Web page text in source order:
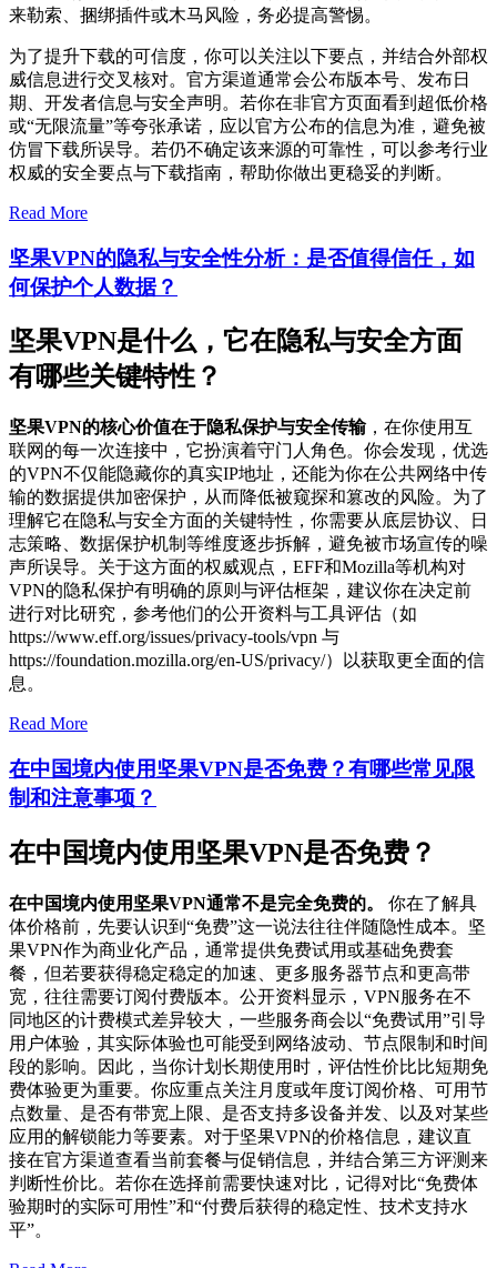
来勒索、捆绑插件或木马风险，务必提高警惕。
为了提升下载的可信度，你可以关注以下要点，并结合外部权
威信息进行交叉核对。官方渠道通常会公布版本号、发布日
期、开发者信息与安全声明。若你在非官方页面看到超低价格
或“无限流量”等夸张承诺，应以官方公布的信息为准，避免被
仿冒下载所误导。若仍不确定该来源的可靠性，可以参考行业
权威的安全要点与下载指南，帮助你做出更稳妥的判断。
Read More
坚果VPN的隐私与安全性分析：是否值得信任，如
何保护个人数据？
坚果VPN是什么，它在隐私与安全方面
有哪些关键特性？
坚果VPN的核心价值在于隐私保护与安全传输，在你使用互
联网的每一次连接中，它扮演着守门人角色。你会发现，优选
的VPN不仅能隐藏你的真实IP地址，还能为你在公共网络中传
输的数据提供加密保护，从而降低被窥探和篡改的风险。为了
理解它在隐私与安全方面的关键特性，你需要从底层协议、日
志策略、数据保护机制等维度逐步拆解，避免被市场宣传的噪
声所误导。关于这方面的权威观点，EFF和Mozilla等机构对
VPN的隐私保护有明确的原则与评估框架，建议你在决定前
进行对比研究，参考他们的公开资料与工具评估（如
https://www.eff.org/issues/privacy-tools/vpn 与
https://foundation.mozilla.org/en-US/privacy/）以获取更全面的信
息。
Read More
在中国境内使用坚果VPN是否免费？有哪些常见限
制和注意事项？
在中国境内使用坚果VPN是否免费？
在中国境内使用坚果VPN通常不是完全免费的。
你在了解具
体价格前，先要认识到“免费”这一说法往往伴随隐性成本。坚
果VPN作为商业化产品，通常提供免费试用或基础免费套
餐，但若要获得稳定稳定的加速、更多服务器节点和更高带
宽，往往需要订阅付费版本。公开资料显示，VPN服务在不
同地区的计费模式差异较大，一些服务商会以“免费试用”引导
用户体验，其实际体验也可能受到网络波动、节点限制和时间
段的影响。因此，当你计划长期使用时，评估性价比比短期免
费体验更为重要。你应重点关注月度或年度订阅价格、可用节
点数量、是否有带宽上限、是否支持多设备并发、以及对某些
应用的解锁能力等要素。对于坚果VPN的价格信息，建议直
接在官方渠道查看当前套餐与促销信息，并结合第三方评测来
判断性价比。若你在选择前需要快速对比，记得对比“免费体
验期时的实际可用性”和“付费后获得的稳定性、技术支持水
平”。